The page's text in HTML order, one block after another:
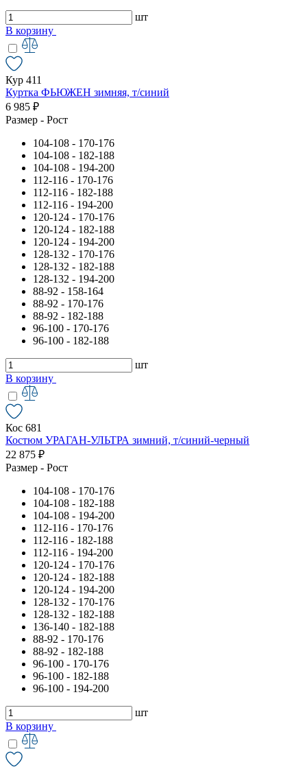
шт
В корзину
Кур 411
Куртка ФЬЮЖЕН зимняя, т/синий
6 985 ₽
Размер - Рост
104-108 - 170-176
104-108 - 182-188
104-108 - 194-200
112-116 - 170-176
112-116 - 182-188
112-116 - 194-200
120-124 - 170-176
120-124 - 182-188
120-124 - 194-200
128-132 - 170-176
128-132 - 182-188
128-132 - 194-200
88-92 - 158-164
88-92 - 170-176
88-92 - 182-188
96-100 - 170-176
96-100 - 182-188
шт
В корзину
Кос 681
Костюм УРАГАН-УЛЬТРА зимний, т/синий-черный
22 875 ₽
Размер - Рост
104-108 - 170-176
104-108 - 182-188
104-108 - 194-200
112-116 - 170-176
112-116 - 182-188
112-116 - 194-200
120-124 - 170-176
120-124 - 182-188
120-124 - 194-200
128-132 - 170-176
128-132 - 182-188
136-140 - 182-188
88-92 - 170-176
88-92 - 182-188
96-100 - 170-176
96-100 - 182-188
96-100 - 194-200
шт
В корзину